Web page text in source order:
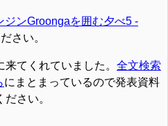
ジンGroongaを囲む夕べ5 -
さい。
てくれていました。 全文検索
にまとまっているので発表資料
さい。